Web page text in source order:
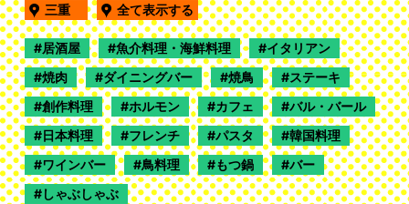
三重
全て表示する
居酒屋 魚介料理・海鮮料理
イタリアン
焼肉
ダイニングバー 焼鳥
ステーキ
創作料理
ホルモン カフェ
バル・バール
日本料理
フレンチ パスタ
韓国料理
ワインバー
鳥料理 もつ鍋
バー
しゃぶしゃぶ